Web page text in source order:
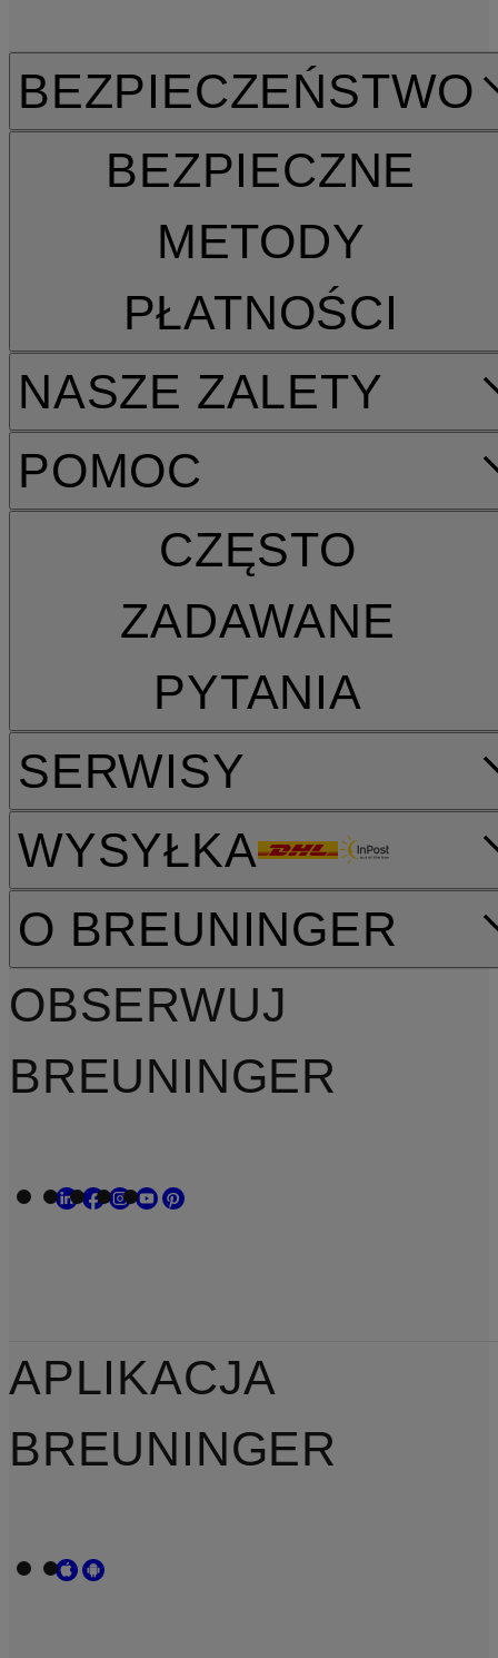
POMOC
CZĘSTO
ZADAWANE
PYTANIA
SERWISY
WYSYŁKA
BEZPIECZEŃSTWO
BEZPIECZNE
METODY
PŁATNOŚCI
NASZE ZALETY
O BREUNINGER
OBSERWUJ
BREUNINGER
APLIKACJA
BREUNINGER